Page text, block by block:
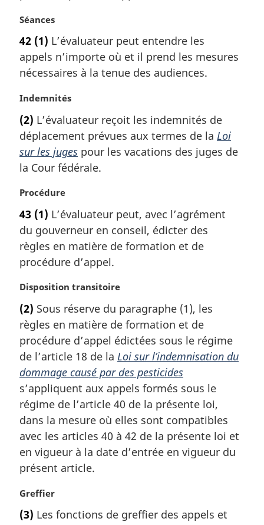
a
l
:
a
r
g
i
n
l
e
:
N
t
e
m
r
i
n
a
l
e
:
Séances
42 (1) L’évaluateur peut entendre les
appels n’importe où et il prend les mesures
nécessaires à la tenue des audiences.
N
t
e
m
a
g
n
a
e
:
Indemnités
(2) L’évaluateur reçoit les indemnités de
déplacement prévues aux termes de la Loi
sur les juges pour les vacations des juges de
la Cour fédérale.
N
t
e
m
a
r
g
n
a
e
:
Procédure
43 (1) L’évaluateur peut, avec l’agrément
du gouverneur en conseil, édicter des
règles en matière de formation et de
procédure d’appel.
N
t
e
m
a
g
i
n
a
e
:
Disposition transitoire
(2) Sous réserve du paragraphe (1), les
règles en matière de formation et de
procédure d’appel édictées sous le régime
de l’article 18 de la Loi sur l’indemnisation du
dommage causé par des pesticides
s’appliquent aux appels formés sous le
régime de l’article 40 de la présente loi,
dans la mesure où elles sont compatibles
avec les articles 40 à 42 de la présente loi et
en vigueur à la date d’entrée en vigueur du
présent article.
N
t
Greffier
(3) Les fonctions de greffier des appels et